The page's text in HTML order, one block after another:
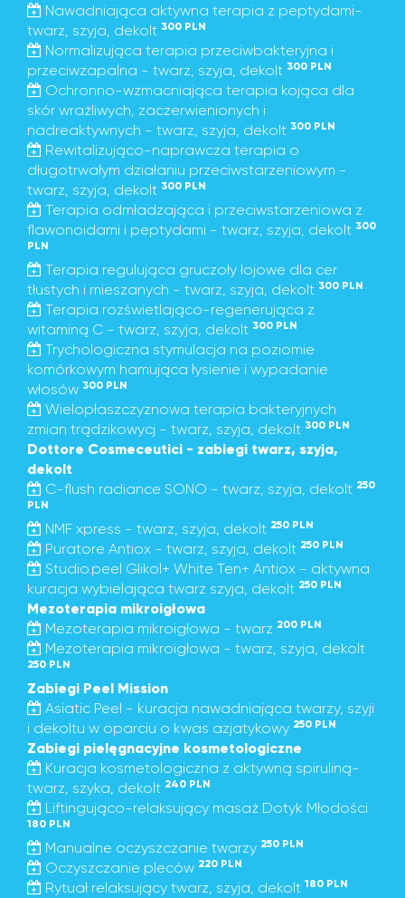
Nawadniająca aktywna terapia z peptydami-
twarz, szyja, dekolt 300 PLN
Normalizująca terapia przeciwbakteryjna i
przeciwzapalna - twarz, szyja, dekolt 300 PLN
Ochronno-wzmacniająca terapia kojąca dla
skór wrażliwych, zaczerwienionych i
nadreaktywnych - twarz, szyja, dekolt 300 PLN
Rewitalizująco-naprawcza terapia o
długotrwałym działaniu przeciwstarzeniowym -
twarz, szyja, dekolt 300 PLN
Terapia odmładzająca i przeciwstarzeniowa z
flawonoidami i peptydami - twarz, szyja, dekolt 300
PLN
Terapia regulująca gruczoły łojowe dla cer
tłustych i mieszanych - twarz, szyja, dekolt 300 PLN
Terapia rozświetlająco-regenerująca z
witaminą C - twarz, szyja, dekolt 300 PLN
Trychologiczna stymulacja na poziomie
komórkowym hamująca łysienie i wypadanie
włosów 300 PLN
Wielopłaszczyznowa terapia bakteryjnych
zmian trądzikowycj - twarz, szyja, dekolt 300 PLN
Dottore Cosmeceutici - zabiegi twarz, szyja,
dekolt
C-flush radiance SONO - twarz, szyja, dekolt 250
PLN
NMF xpress - twarz, szyja, dekolt 250 PLN
Puratore Antiox - twarz, szyja, dekolt 250 PLN
Studio.peel Glikol+ White Ten+ Antiox - aktywna
kuracja wybielająca twarz szyja, dekolt 250 PLN
Mezoterapia mikroigłowa
Mezoterapia mikroigłowa - twarz 200 PLN
Mezoterapia mikroigłowa - twarz, szyja, dekolt
250 PLN
Zabiegi Peel Mission
Asiatic Peel - kuracja nawadniająca twarzy, szyji
i dekoltu w oparciu o kwas azjatykowy 250 PLN
Zabiegi pielęgnacyjne kosmetologiczne
Kuracja kosmetologiczna z aktywną spiruliną-
twarz, szyka, dekolt 240 PLN
Liftingująco-relaksujący masaż Dotyk Młodości
180 PLN
Manualne oczyszczanie twarzy 250 PLN
Oczyszczanie pleców 220 PLN
Rytuał relaksujący twarz, szyja, dekolt 180 PLN